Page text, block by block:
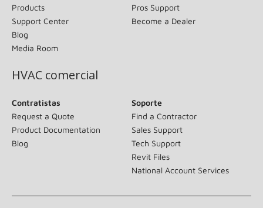
Products
Support Center
Blog
Media Room
Pros Support
Become a Dealer
HVAC comercial
Contratistas
Request a Quote
Product Documentation
Blog
Soporte
Find a Contractor
Sales Support
Tech Support
Revit Files
National Account Services